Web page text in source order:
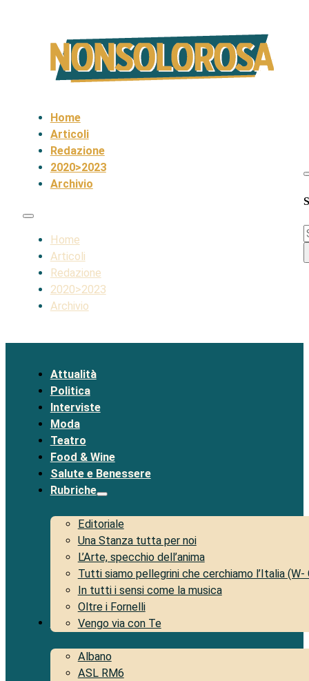
Home
Articoli
Redazione
2020>2023
Archivio
Home
Articoli
Redazione
2020>2023
Archivio
Attualità
Politica
Interviste
Moda
Teatro
Food & Wine
Salute e Benessere
Rubriche
Editoriale
Una Stanza tutta per noi
L’Arte, specchio dell’anima
Tutti siamo pellegrini che cerchiamo l’Italia (W-
In tutti i sensi come la musica
Oltre i Fornelli
Vengo via con Te
Territorio
Albano
ASL RM6